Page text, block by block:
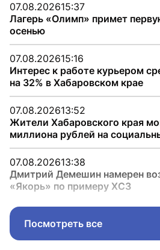
07.08.202615:37
Лагерь «Олимп» примет
осенью
07.08.202615:16
Интерес к работе курьером
на 32% в Хабаровском крае
07.08.202613:52
Жители Хабаровского края
миллиона рублей на
07.08.202613:38
Дмитрий Демешин намерен
«Якорь» по примеру ХСЗ
Посмотреть все